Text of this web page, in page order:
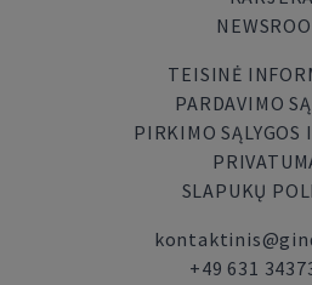
TEISINĖ
PARDAVIMO
PIRKIMO SĄLYGOS
SLAPUKŲ
+49 631